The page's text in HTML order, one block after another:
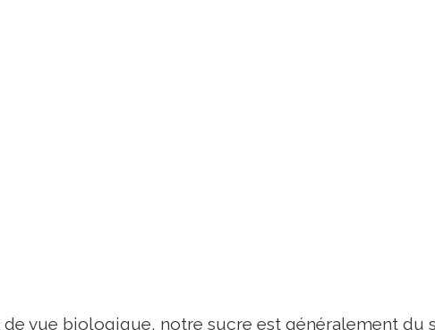
vue biologique, notre sucre est généralement du